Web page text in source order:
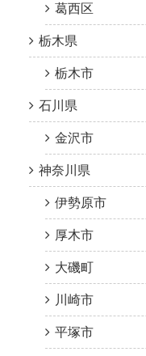
葛西区
栃木県
栃木市
石川県
金沢市
神奈川県
伊勢原市
厚木市
大磯町
川崎市
平塚市